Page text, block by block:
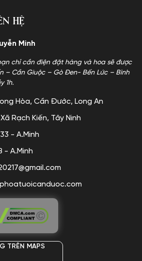
hệ
Minh
chỉ cần điện đặt hàng và hoa sẽ được
– Cần Giuộc – Gò Đen- Bến Lức – Bình
1h.
Hòa, Cần Đước, Long An
Rạch Kiến, Tây Ninh
- A.Minh
- A.Minh
TRÊN MAPS